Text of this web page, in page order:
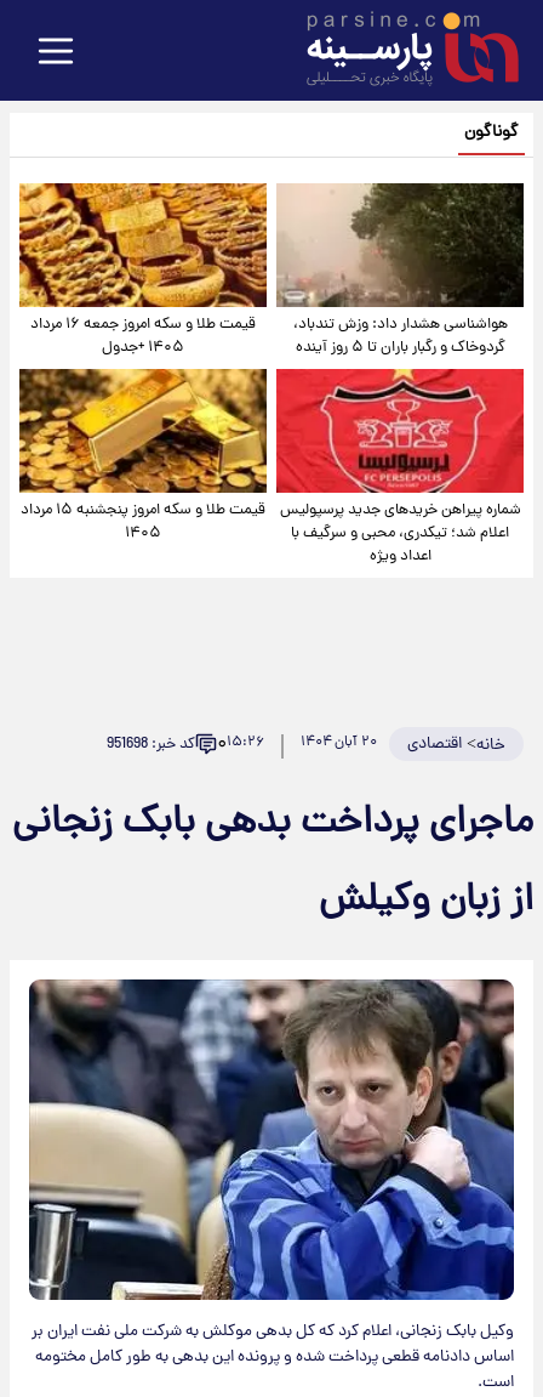
گوناگون
هواشناسی هشدار داد: وزش تندباد،
گردوخاک و رگبار باران تا ۵ روز آینده
قیمت طلا و سکه امروز جمعه ۱۶ مرداد
۱۴۰۵ +جدول
شماره پیراهن خریدهای جدید پرسپولیس
اعلام شد؛ تیکدری، محبی و سرگیف با
اعداد ویژه
قیمت طلا و سکه امروز پنجشنبه ۱۵ مرداد
۱۴۰۵
خانه>اقتصادی ۲۰ آبان ۱۴۰۴ ۱۵:۲۶۰ کد خبر: 951698
ماجرای پرداخت بدهی بابک زنجانی
از زبان وکیلش
وکیل بابک زنجانی، اعلام کرد که کل بدهی موکلش به شرکت ملی نفت ایران بر
اساس دادنامه قطعی پرداخت شده و پرونده این بدهی به طور کامل مختومه
است.